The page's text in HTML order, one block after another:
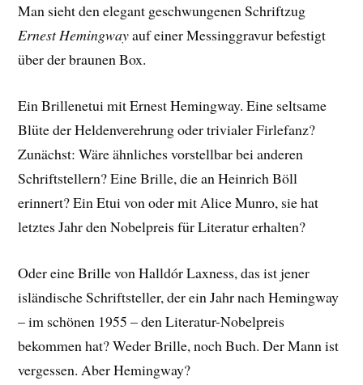
Man sieht den elegant geschwungenen Schriftzug
Ernest Hemingwayauf einer Messinggravur befestigt
über der braunen Box.
Ein Brillenetui mit Ernest Hemingway. Eine seltsame
Blüte der Heldenverehrung oder trivialer Firlefanz?
Zunächst: Wäre ähnliches vorstellbar bei anderen
Schriftstellern? Eine Brille, die an Heinrich Böll
erinnert? Ein Etui von oder mit Alice Munro, sie hat
letztes Jahr den Nobelpreis für Literatur erhalten?
Oder eine Brille von Halldór Laxness, das ist jener
isländische Schriftsteller, der ein Jahr nach Hemingway
– im schönen 1955 – den Literatur-Nobelpreis
bekommen hat? Weder Brille, noch Buch. Der Mann ist
vergessen. Aber Hemingway?